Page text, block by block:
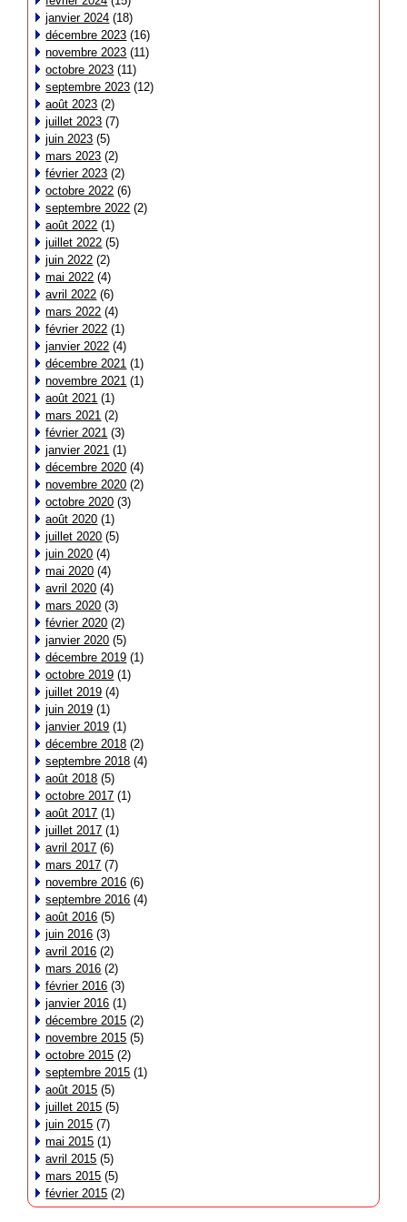
janvier 2024 (18)
décembre 2023 (16)
novembre 2023 (11)
octobre 2023 (11)
septembre 2023 (12)
août 2023 (2)
juillet 2023 (7)
juin 2023 (5)
mars 2023 (2)
février 2023 (2)
octobre 2022 (6)
septembre 2022 (2)
août 2022 (1)
juillet 2022 (5)
juin 2022 (2)
mai 2022 (4)
avril 2022 (6)
mars 2022 (4)
février 2022 (1)
janvier 2022 (4)
décembre 2021 (1)
novembre 2021 (1)
août 2021 (1)
mars 2021 (2)
février 2021 (3)
janvier 2021 (1)
décembre 2020 (4)
novembre 2020 (2)
octobre 2020 (3)
août 2020 (1)
juillet 2020 (5)
juin 2020 (4)
mai 2020 (4)
avril 2020 (4)
mars 2020 (3)
février 2020 (2)
janvier 2020 (5)
décembre 2019 (1)
octobre 2019 (1)
juillet 2019 (4)
juin 2019 (1)
janvier 2019 (1)
décembre 2018 (2)
septembre 2018 (4)
août 2018 (5)
octobre 2017 (1)
août 2017 (1)
juillet 2017 (1)
avril 2017 (6)
mars 2017 (7)
novembre 2016 (6)
septembre 2016 (4)
août 2016 (5)
juin 2016 (3)
avril 2016 (2)
mars 2016 (2)
février 2016 (3)
janvier 2016 (1)
décembre 2015 (2)
novembre 2015 (5)
octobre 2015 (2)
septembre 2015 (1)
août 2015 (5)
juillet 2015 (5)
juin 2015 (7)
mai 2015 (1)
avril 2015 (5)
mars 2015 (5)
février 2015 (2)